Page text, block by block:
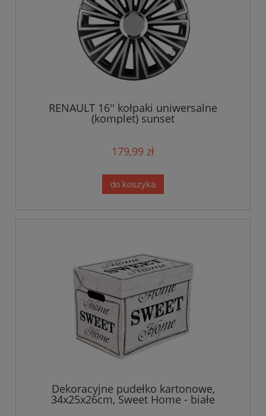
RENAULT 16'' kołpaki uniwersalne
(komplet) sunset
179,99 zł
do koszyka
Dekoracyjne pudełko kartonowe,
34x25x26cm, Sweet Home - białe